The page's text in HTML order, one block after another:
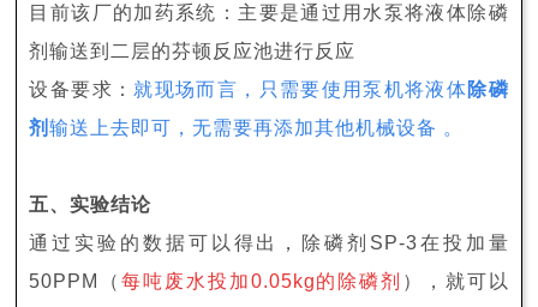
目前该厂的加药系统：主要是通过用水泵将液体除磷
剂输送到二层的芬顿反应池进行反应
设备要求： 就现场而言， 只需要使用泵机将液体除磷
剂输送上去即可，无需要再添加其他机械设备 。
五、实验结论
通过实验的数据可以得出，除磷剂SP-3在投加量
50PPM（每吨废水投加0.05kg的除磷剂 ），就可以